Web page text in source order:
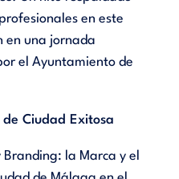
en este
en una jornada
el Ayuntamiento de
Ciudad Exitosa
la Marca y el